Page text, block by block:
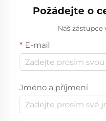
Požádejte o
Náš zástupce
E-mail
Jméno a příjmení